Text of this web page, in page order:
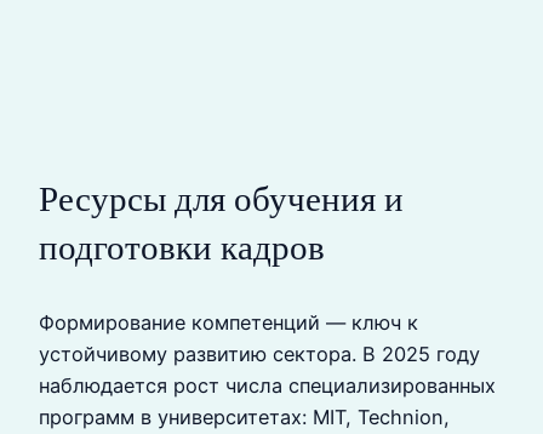
Ресурсы для обучения и
подготовки кадров
Формирование компетенций — ключ к
устойчивому развитию сектора. В 2025 году
наблюдается рост числа специализированных
программ в университетах: MIT, Technion,